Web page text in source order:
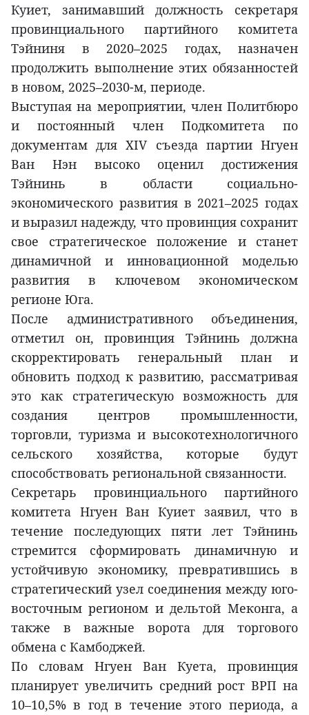
Куиет, занимавший должность секретаря
провинциального партийного комитета
Тэйниня в 2020–2025 годах, назначен
продолжить выполнение этих обязанностей
в новом, 2025–2030-м, периоде.
Выступая на мероприятии, член Политбюро
и постоянный член Подкомитета по
документам для XIV съезда партии Нгуен
Ван Нэн высоко оценил достижения
Тэйнинь в области социально-
экономического развития в 2021–2025 годах
и выразил надежду, что провинция сохранит
свое стратегическое положение и станет
динамичной и инновационной моделью
развития в ключевом экономическом
регионе Юга.
После административного объединения,
отметил он, провинция Тэйнинь должна
скорректировать генеральный план и
обновить подход к развитию, рассматривая
это как стратегическую возможность для
создания центров промышленности,
торговли, туризма и высокотехнологичного
сельского хозяйства, которые будут
способствовать региональной связанности.
Секретарь провинциального партийного
комитета Нгуен Ван Куиет заявил, что в
течение последующих пяти лет Тэйнинь
стремится сформировать динамичную и
устойчивую экономику, превратившись в
стратегический узел соединения между юго-
восточным регионом и дельтой Меконга, а
также в важные ворота для торгового
обмена с Камбоджей.
По словам Нгуен Ван Куета, провинция
планирует увеличить средний рост ВРП на
10–10,5% в год в течение этого периода, а